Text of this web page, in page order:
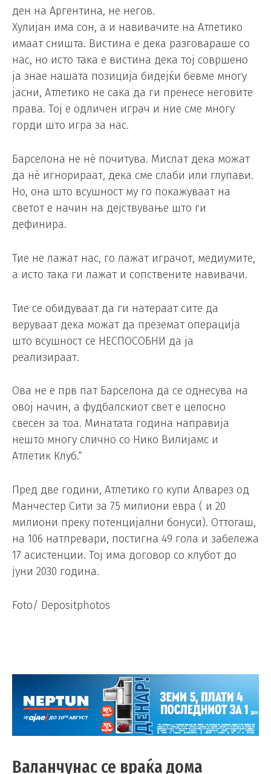
ден на Аргентина, не негов.
Хулијан има сон, а и навивачите на Атлетико
имаат сништа. Вистина е дека разговараше со
нас, но исто така е вистина дека тој совршено
ја знае нашата позиција бидејќи бевме многу
јасни, Атлетико не сака да ги пренесе неговите
права. Тој е одличен играч и ние сме многу
горди што игра за нас.
Барселона не нè почитува. Мислат дека можат
да нè игнорираат, дека сме слаби или глупави.
Но, она што всушност му го покажуваат на
светот е начин на дејствување што ги
дефинира.
Тие не лажат нас, го лажат играчот, медиумите,
а исто така ги лажат и сопствените навивачи.
Тие се обидуваат да ги натераат сите да
веруваат дека можат да преземат операција
што всушност се НЕСПОСОБНИ да ја
реализираат.
Ова не е прв пат Барселона да се однесува на
овој начин, а фудбалскиот свет е целосно
свесен за тоа. Минатата година направија
нешто многу слично со Нико Вилијамс и
Атлетик Клуб.“
Пред две години, Атлетико го купи Алварез од
Манчестер Сити за 75 милиони евра ( и 20
милиони преку потенцијални бонуси). Оттогаш,
на 106 натпревари, постигна 49 гола и забележа
17 асистенции. Тој има договор со клубот до
јуни 2030 година.
Foto/ Depositphotos
Валанчунас се враќа дома